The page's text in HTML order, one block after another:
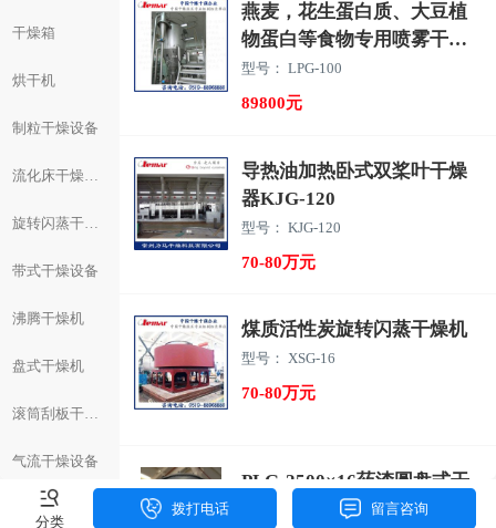
干燥箱
烘干机
制粒干燥设备
旋转闪蒸干燥机
带式干燥设备
沸腾干燥机
盘式干燥机
滚筒刮板干燥机
气流干燥设备
混合机
燕麦，花生蛋白质、大豆植
物蛋白等食物专用喷雾干燥
机设备
型号： LPG-100
89800元
导热油加热卧式双桨叶干燥
器KJG-120
型号： KJG-120
70-80万元
煤质活性炭旋转闪蒸干燥机
型号： XSG-16
70-80万元
PLG-2500×16药渣圆盘式干
分类
拨打电话 留言咨询